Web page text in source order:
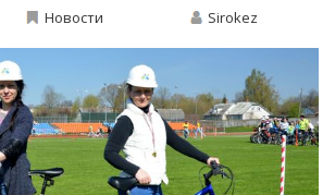
Новости Sirokez